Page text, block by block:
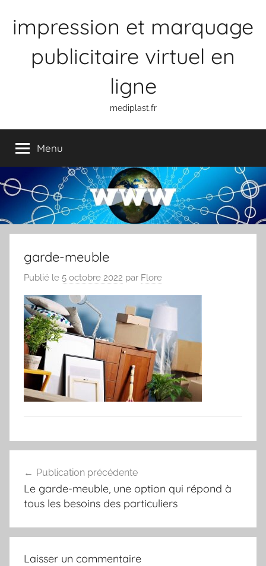
impression et marquage
publicitaire virtuel en
ligne
mediplast.fr
Menu
garde-meuble
Publié le 5 octobre 2022 par Flore
de
l’article
Publication précédente
Le garde-meuble, une option qui répond à
tous les besoins des particuliers
Laisser un commentaire